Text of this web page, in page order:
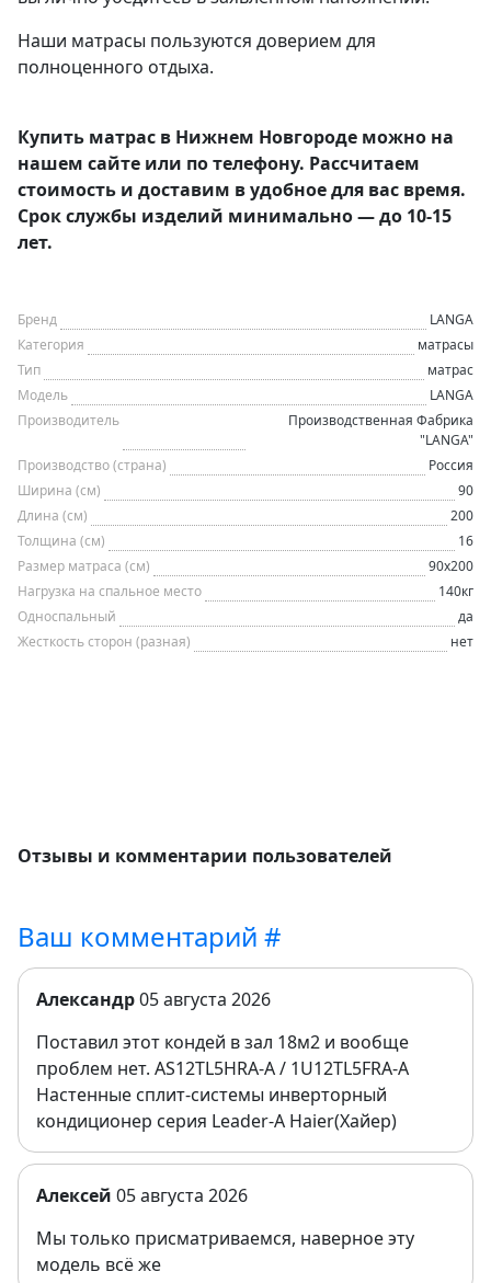
Наши матрасы пользуются доверием для
полноценного отдыха.
Купить матрас в Нижнем Новгороде можно на
нашем сайте или по телефону. Рассчитаем
стоимость и доставим в удобное для вас время.
Срок службы изделий минимально — до 10-15
лет.
Бренд
LANGA
Категория
матрасы
Тип
матрас
Модель
LANGA
Производитель
Производственная Фабрика
"LANGA"
Производство (страна)
Россия
Ширина (см)
90
Длина (см)
200
Толщина (см)
16
Размер матраса (см)
90х200
Нагрузка на спальное место
140кг
Односпальный
да
Жесткость сторон (разная)
нет
Отзывы и комментарии пользователей
Ваш комментарий #
Александр05 августа 2026
Поставил этот кондей в зал 18м2 и вообще
проблем нет. AS12TL5HRA-A / 1U12TL5FRA-A
Настенные сплит-системы инверторный
кондиционер серия Leader-A Haier(Хайер)
Алексей 05 августа 2026
Мы только присматриваемся, наверное эту
модель всё же